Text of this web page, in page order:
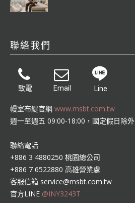
聯絡我們
致電 Email Line
幔室布緹官網 www.msbt.com.tw
週一至週五 09:00-18:00，國定假日除外
聯絡電話
+886 3 4880250 桃園總公司
+886 7 6522880 高雄營業處
客服信箱 service@msbt.com.tw
官方LINE @INY3243T